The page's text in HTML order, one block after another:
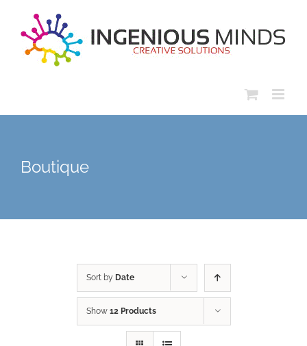
content
Boutique
Sort by Date
Show 12 Products